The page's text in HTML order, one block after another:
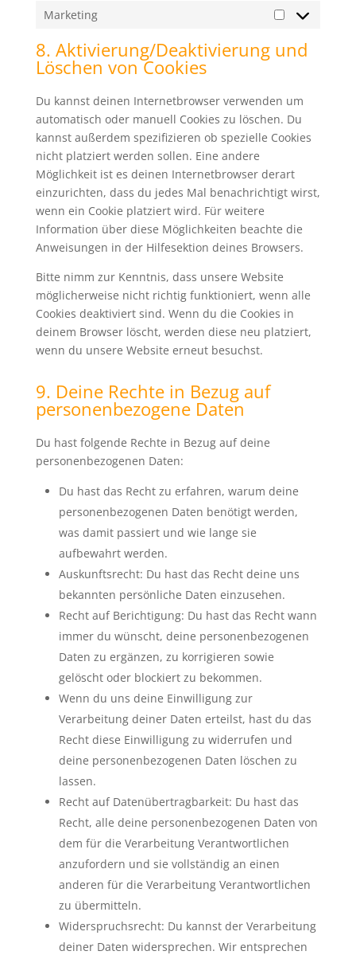
Marketing
Marketing
8. Aktivierung/Deaktivierung und
Löschen von Cookies
Du kannst deinen Internetbrowser verwenden um
automatisch oder manuell Cookies zu löschen. Du
kannst außerdem spezifizieren ob spezielle Cookies
nicht platziert werden sollen. Eine andere
Möglichkeit ist es deinen Internetbrowser derart
einzurichten, dass du jedes Mal benachrichtigt wirst,
wenn ein Cookie platziert wird. Für weitere
Information über diese Möglichkeiten beachte die
Anweisungen in der Hilfesektion deines Browsers.
Bitte nimm zur Kenntnis, dass unsere Website
möglicherweise nicht richtig funktioniert, wenn alle
Cookies deaktiviert sind. Wenn du die Cookies in
deinem Browser löscht, werden diese neu platziert,
wenn du unsere Website erneut besuchst.
9. Deine Rechte in Bezug auf
personenbezogene Daten
Du hast folgende Rechte in Bezug auf deine
personenbezogenen Daten:
Du hast das Recht zu erfahren, warum deine
personenbezogenen Daten benötigt werden,
was damit passiert und wie lange sie
aufbewahrt werden.
Auskunftsrecht: Du hast das Recht deine uns
bekannten persönliche Daten einzusehen.
Recht auf Berichtigung: Du hast das Recht wann
immer du wünscht, deine personenbezogenen
Daten zu ergänzen, zu korrigieren sowie
gelöscht oder blockiert zu bekommen.
Wenn du uns deine Einwilligung zur
Verarbeitung deiner Daten erteilst, hast du das
Recht diese Einwilligung zu widerrufen und
deine personenbezogenen Daten löschen zu
lassen.
Recht auf Datenübertragbarkeit: Du hast das
Recht, alle deine personenbezogenen Daten von
dem für die Verarbeitung Verantwortlichen
anzufordern und sie vollständig an einen
anderen für die Verarbeitung Verantwortlichen
zu übermitteln.
Widerspruchsrecht: Du kannst der Verarbeitung
deiner Daten widersprechen. Wir entsprechen